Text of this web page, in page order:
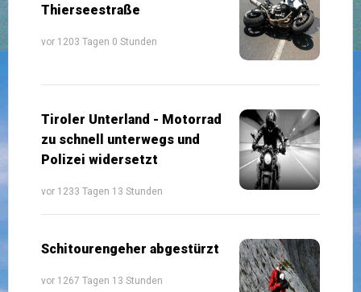
Thierseestraße
vor 1203 Tagen 0 Stunden
Tiroler Unterland - Motorrad
zu schnell unterwegs und
Polizei widersetzt
vor 1233 Tagen 13 Stunden
Schitourengeher abgestürzt
vor 1267 Tagen 13 Stunden